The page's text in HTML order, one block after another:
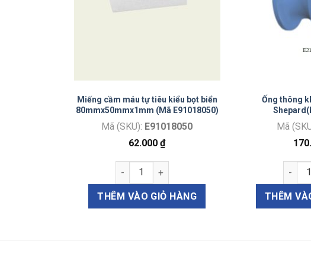
Miếng cầm máu tự tiêu kiểu bọt biển
80mmx50mmx1mm (Mã E91018050)
Mã (SKU): E91018050
62.000₫
Miếng cầm máu tự tiêu kiểu bọt biển
THÊM VÀO GIỎ HÀNG
Ống thông
Mã
Ống
THÊM
kiểu Shah có dây 0.76 (Mã E2113W) số lượng